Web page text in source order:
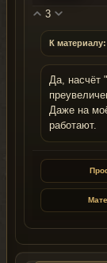
3
К материалу:
Да, насчёт
Даже на
работают.